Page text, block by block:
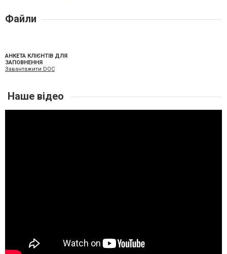
Файли
АНКЕТА КЛІЄНТІВ ДЛЯ
ЗАПОВНЕННЯ
Завантажити DOC
Наше відео